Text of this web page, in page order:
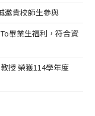
邀貴校師生參與
畢業生福利，符合資
授 榮獲114學年度